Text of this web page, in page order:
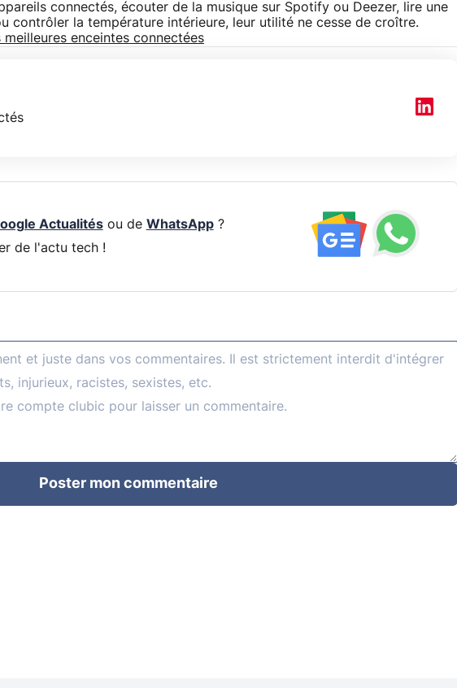
connectés, écouter de la musique sur Spotify ou Deezer, lire une
contrôler la température intérieure, leur utilité ne cesse de croître.
enceintes connectées
Actualitésou de WhatsApp?
de l'actu tech !
Poster mon commentaire